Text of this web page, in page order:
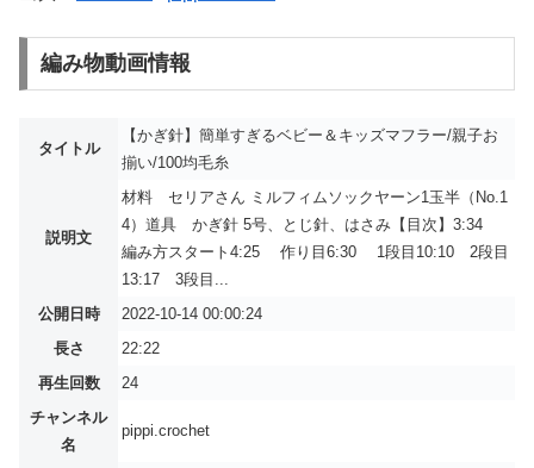
編み物動画情報
タイトル
【かぎ針】簡単すぎるベビー＆キッズマフラー/親子お
揃い/100均毛糸
説明文
材料 セリアさん ミルフィムソックヤーン1玉半（No.1
4）道具 かぎ針 5号、とじ針、はさみ【目次】3:34
編み方スタート4:25 作り目6:30 1段目10:10 2段目
13:17 3段目...
公開日時
2022-10-14 00:00:24
長さ
22:22
再生回数
24
チャンネル
名
pippi.crochet